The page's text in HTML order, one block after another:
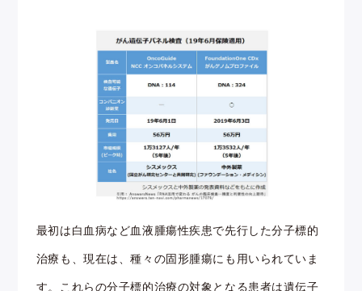
最初は白血病など血液腫瘍性疾患で先行した分子標的
治療も、現在は、種々の固形腫瘍にも用いられていま
す。これらの分子標的治療の対象となる患者は遺伝子